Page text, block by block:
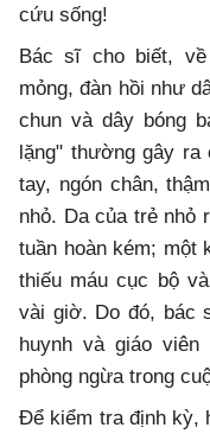
cứu sống!
Bác sĩ cho biết,
mỏng, đàn hồi như
chun và dây bóng
lặng" thường gây
tay, ngón chân,
nhỏ. Da của trẻ nhỏ
tuần hoàn kém; một
thiếu máu cục bộ
vài giờ. Do đó, bác
huynh và giáo
phòng ngừa trong
Để kiểm tra định kỳ,